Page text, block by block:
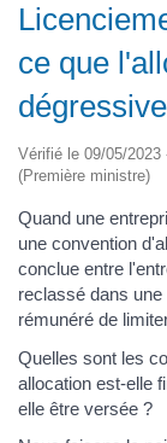
ce que
Vérifié le 09/05/
(Première ministre)
Quand une
une convention
conclue entre
reclassé dans
rémunéré de
Quelles sont les
allocation est-elle
elle être versée ?